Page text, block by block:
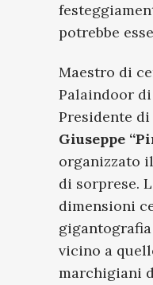
potrebbe
Maestro di
Palaindoor
Presidente di
Giuseppe
organizzato
di sorprese.
dimensioni
vicino a
marchigiani